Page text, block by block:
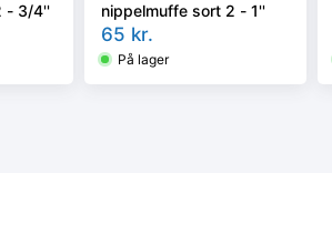
- 3/4''
nippelmuffe sort 2 - 1''
65 kr.
På lager